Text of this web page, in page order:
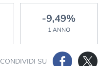
-9,49%
1 ANNO
CONDIVIDI SU